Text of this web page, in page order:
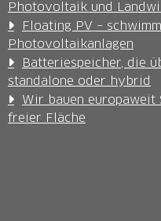
Photovoltaik und
Floating PV –
Photovoltaikanlagen
Batteriespeicher, die
standalone oder hybrid
Wir bauen europaweit
freier Fläche